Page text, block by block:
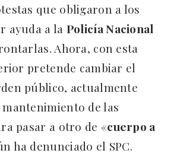
que obligaron a los
ayuda a la Policía Nacional
Ahora, con esta
pretende cambiar el
público, actualmente
mantenimiento de las
pasar a otro de «cuerpo a
ha denunciado el SPC.